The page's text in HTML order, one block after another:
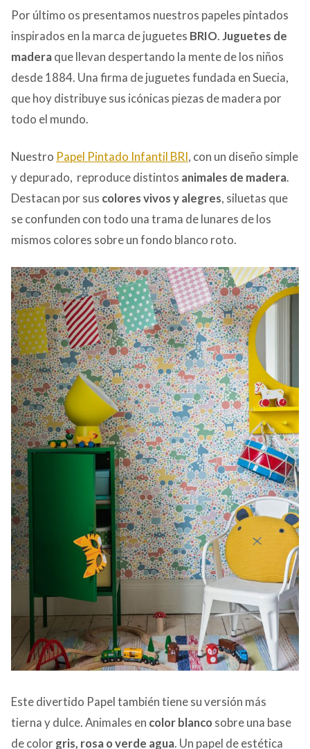
Por último os presentamos nuestros papeles pintados
inspirados en la marca de juguetes BRIO.Juguetes de
maderaque llevan despertando la mente de los niños
desde 1884. Una firma de juguetes fundada en Suecia,
que hoy distribuye sus icónicas piezas de madera por
todo el mundo.
Nuestro Papel Pintado Infantil BRI, con un diseño simple
y depurado, reproduce distintos animales de madera.
Destacan por sus colores vivos y alegres, siluetas que
se confunden con todo una trama de lunares de los
mismos colores sobre un fondo blanco roto.
Este divertido Papel también tiene su versión más
tierna y dulce. Animales en color blanco sobre una base
de color gris, rosa o verde agua. Un papel de estética